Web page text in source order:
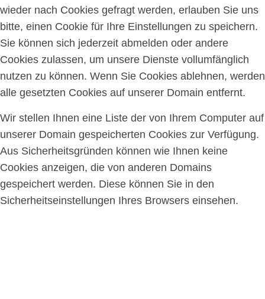
wieder nach Cookies gefragt werden, erlauben Sie uns
bitte, einen Cookie für Ihre Einstellungen zu speichern.
Sie können sich jederzeit abmelden oder andere
Cookies zulassen, um unsere Dienste vollumfänglich
nutzen zu können. Wenn Sie Cookies ablehnen, werden
alle gesetzten Cookies auf unserer Domain entfernt.
Wir stellen Ihnen eine Liste der von Ihrem Computer auf
unserer Domain gespeicherten Cookies zur Verfügung.
Aus Sicherheitsgründen können wie Ihnen keine
Cookies anzeigen, die von anderen Domains
gespeichert werden. Diese können Sie in den
Sicherheitseinstellungen Ihres Browsers einsehen.